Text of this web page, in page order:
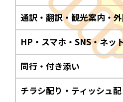
通訳・翻訳・観光案内・
HP・スマホ・SNS・ネッ
同行・付き添い
チラシ配り・ティッシュ